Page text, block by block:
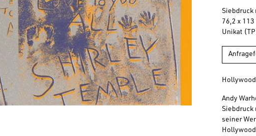
Siebdruck
76,2 x 113
Unikat
Andy
Siebdruck
seiner